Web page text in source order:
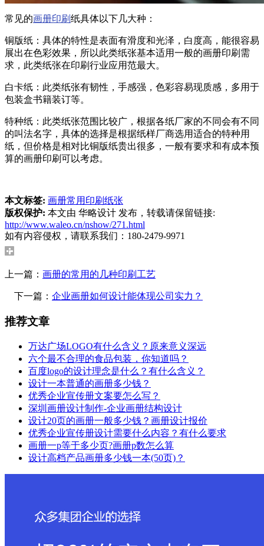
常见的画册印刷纸具体以下几大种：
铜版纸：具体的特性是表面有滑度和光泽，白度高，能很容易
展出在色彩效果，所以此类纸张基本适用一般的画册印刷需
求，此类纸张在印刷行业应用范最大。
白卡纸：此类纸张有韧性，手感强，色彩容易现质感，多用于
包装盒书籍装订等。
特种纸：此类纸张范围比较广，根据各纸厂家的不同会有不同
的叫法名字，具体的选择是根据纸样厂商选用适合的特种用
纸，但价格是相对比铜版纸贵出很多，一般有要求和有成本预
算的画册印刷可以考虑。
本文标签: 画册常用印刷纸张
版权保护: 本文由 华略设计 发布，转载请保留链接:
http://www.waleo.cn/nshow/271.html
如有内容侵权，请联系我们：180-2479-9971
上一篇： 画册的常用的几种印刷工艺
下一篇： 企业画册如何设计能体现公司实力？
推荐文章
万达广场LOGO有什么含义？原来意义深远
六个最不合理的食品包装，你知道吗？
百度logo的设计理念是什么？有什么含义？
设计一本普通的画册多少钱？
优秀企业宣传册文案要怎么写？
深圳画册设计制作-企业画册结构设计
设计20页的画册一般多少钱？画册设计报价
优秀企业宣传册设计需要什么内容？有什么要求
画册一p等于多少页?画册p数怎么算
设计高档产品画册多少钱一本(50页)？